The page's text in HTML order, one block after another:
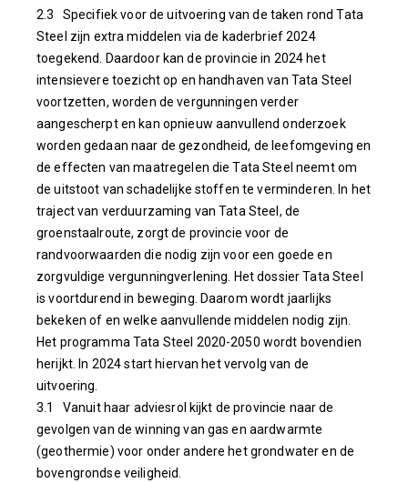
2.3 Specifiek voor de uitvoering van de taken rond Tata
Steel zijn extra middelen via de kaderbrief 2024
toegekend. Daardoor kan de provincie in 2024 het
intensievere toezicht op en handhaven van Tata Steel
voortzetten, worden de vergunningen verder
aangescherpt en kan opnieuw aanvullend onderzoek
worden gedaan naar de gezondheid, de leefomgeving en
de effecten van maatregelen die Tata Steel neemt om
de uitstoot van schadelijke stoffen te verminderen. In het
traject van verduurzaming van Tata Steel, de
groenstaalroute, zorgt de provincie voor de
randvoorwaarden die nodig zijn voor een goede en
zorgvuldige vergunningverlening. Het dossier Tata Steel
is voortdurend in beweging. Daarom wordt jaarlijks
bekeken of en welke aanvullende middelen nodig zijn.
Het programma Tata Steel 2020-2050 wordt bovendien
herijkt. In 2024 start hiervan het vervolg van de
uitvoering.
3.1 Vanuit haar adviesrol kijkt de provincie naar de
gevolgen van de winning van gas en aardwarmte
(geothermie) voor onder andere het grondwater en de
bovengrondse veiligheid.